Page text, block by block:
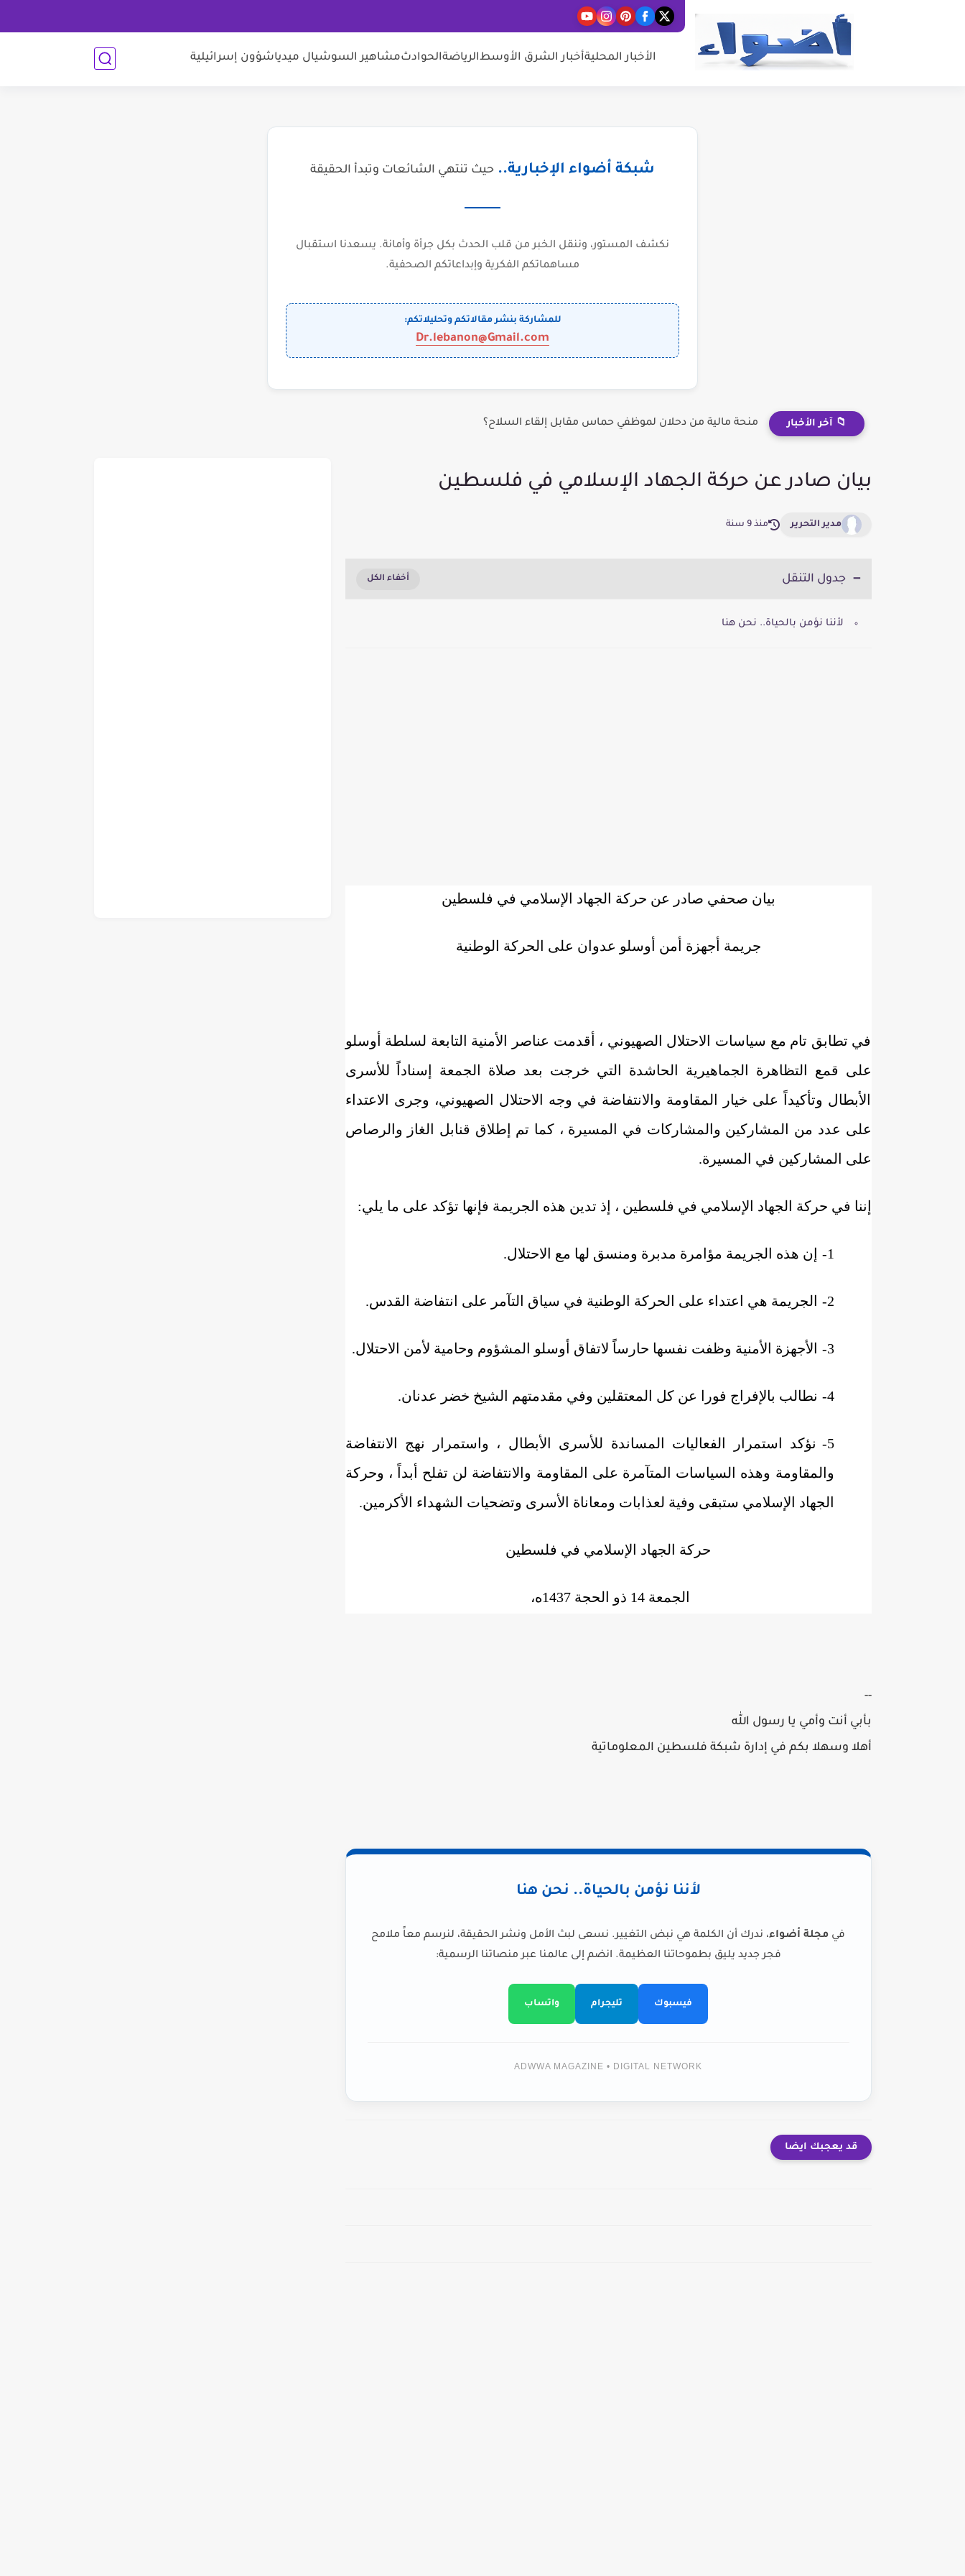
الأخبار المحليةأخبار الشرق الأوسطالرياضةالحوادثمشاهير السوشيال ميدياشؤون إسرائيلية
شبكة أضواء الإخبارية.. حيث تنتهي الشائعات وتبدأ الحقيقة
نكشف المستور، وننقل الخبر من قلب الحدث بكل جرأة وأمانة. يسعدنا استقبال
مساهماتكم الفكرية وإبداعاتكم الصحفية.
للمشاركة بنشر مقالاتكم وتحليلاتكم:
Dr.lebanon@Gmail.com
📁 آخر الأخبار منحة مالية من دحلان لموظفي حماس مقابل إلقاء السلاح؟
بيان صادر عن حركة الجهاد الإسلامي في فلسطين
مدير التحرير منذ 9 سنة
جدول التنقل
لأننا نؤمن بالحياة.. نحن هنا
بيان صحفي صادر عن حركة الجهاد الإسلامي في فلسطين
جريمة أجهزة أمن أوسلو عدوان على الحركة الوطنية
في تطابق تام مع سياسات الاحتلال الصهيوني ، أقدمت عناصر الأمنية التابعة لسلطة أوسلو
على قمع التظاهرة الجماهيرية الحاشدة التي خرجت بعد صلاة الجمعة إسناداً للأسرى
الأبطال وتأكيداً على خيار المقاومة والانتفاضة في وجه الاحتلال الصهيوني، وجرى الاعتداء
على عدد من المشاركين والمشاركات في المسيرة ، كما تم إطلاق قنابل الغاز والرصاص
على المشاركين في المسيرة.
إننا في حركة الجهاد الإسلامي في فلسطين ، إذ تدين هذه الجريمة فإنها تؤكد على ما يلي:
1- إن هذه الجريمة مؤامرة مدبرة ومنسق لها مع الاحتلال.
2- الجريمة هي اعتداء على الحركة الوطنية في سياق التآمر على انتفاضة القدس.
3- الأجهزة الأمنية وظفت نفسها حارساً لاتفاق أوسلو المشؤوم وحامية لأمن الاحتلال.
4- نطالب بالإفراج فورا عن كل المعتقلين وفي مقدمتهم الشيخ خضر عدنان.
5-
نؤكد استمرار الفعاليات المساندة للأسرى الأبطال ، واستمرار نهج الانتفاضة
والمقاومة وهذه السياسات المتآمرة على المقاومة والانتفاضة لن تفلح أبداً ، وحركة
الجهاد الإسلامي ستبقى وفية لعذابات ومعاناة الأسرى وتضحيات الشهداء الأكرمين.
حركة الجهاد الإسلامي في فلسطين
الجمعة 14 ذو الحجة 1437ه،
--
بأبي أنت وأمي يا رسول الله
أهلا وسهلا بكم في إدارة شبكة فلسطين المعلوماتية
لأننا نؤمن بالحياة.. نحن هنا
في مجلة أضواء، ندرك أن الكلمة هي نبض التغيير. نسعى لبث الأمل ونشر الحقيقة، لنرسم معاً ملامح
فجر جديد يليق بطموحاتنا العظيمة. انضم إلى عالمنا عبر منصاتنا الرسمية:
فيسبوك تليجرام واتساب
ADWWA MAGAZINE • DIGITAL NETWORK
قد يعجبك ايضا